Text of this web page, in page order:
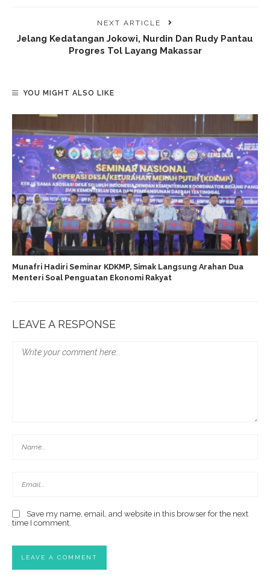
NEXT ARTICLE
Jelang Kedatangan Jokowi, Nurdin Dan Rudy Pantau
Progres Tol Layang Makassar
YOU MIGHT ALSO LIKE
Munafri Hadiri Seminar KDKMP, Simak Langsung Arahan Dua
Menteri Soal Penguatan Ekonomi Rakyat
LEAVE A RESPONSE
Save my name, email, and website in this browser for the next
time I comment.